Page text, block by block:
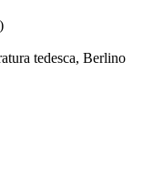
tedesca, Berlino